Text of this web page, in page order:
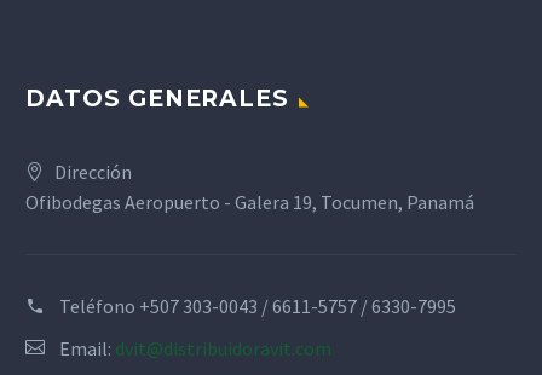
DATOS GENERALES
Dirección
Ofibodegas Aeropuerto - Galera 19, Tocumen, Panamá
Teléfono +507 303-0043 / 6611-5757 / 6330-7995
Email: dvit@distribuidoravit.com